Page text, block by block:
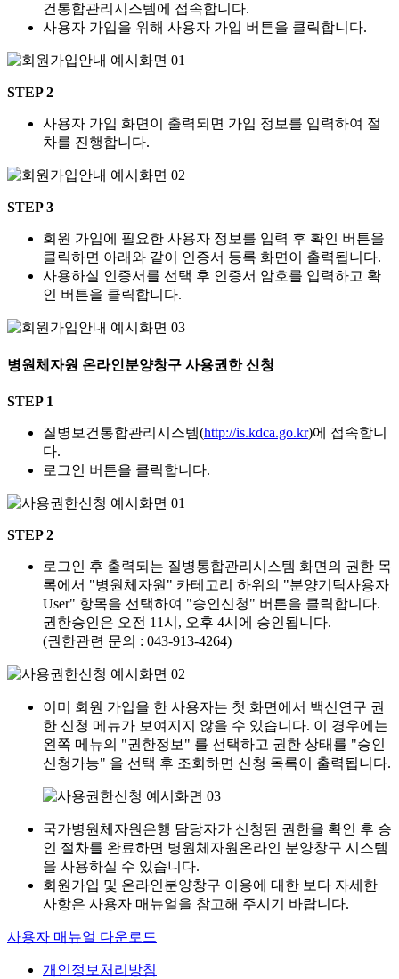
건통합관리시스템에 접속합니다.
사용자 가입을 위해 사용자 가입 버튼을 클릭합니다.
STEP 2
사용자 가입 화면이 출력되면 가입 정보를 입력하여 절
차를 진행합니다.
STEP 3
회원 가입에 필요한 사용자 정보를 입력 후 확인 버튼을
클릭하면 아래와 같이 인증서 등록 화면이 출력됩니다.
사용하실 인증서를 선택 후 인증서 암호를 입력하고 확
인 버튼을 클릭합니다.
병원체자원 온라인분양창구 사용권한 신청
STEP 1
질병보건통합관리시스템(http://is.kdca.go.kr)에 접속합니
다.
로그인 버튼을 클릭합니다.
STEP 2
로그인 후 출력되는 질병통합관리시스템 화면의 권한 목
록에서 "병원체자원" 카테고리 하위의 "분양기탁사용자
User" 항목을 선택하여 "승인신청" 버튼을 클릭합니다.
권한승인은 오전 11시, 오후 4시에 승인됩니다.
(권한관련 문의 : 043-913-4264)
이미 회원 가입을 한 사용자는 첫 화면에서 백신연구 권
한 신청 메뉴가 보여지지 않을 수 있습니다. 이 경우에는
왼쪽 메뉴의 "권한정보" 를 선택하고 권한 상태를 "승인
신청가능" 을 선택 후 조회하면 신청 목록이 출력됩니다.
국가병원체자원은행 담당자가 신청된 권한을 확인 후 승
인 절차를 완료하면 병원체자원온라인 분양창구 시스템
을 사용하실 수 있습니다.
회원가입 및 온라인분양창구 이용에 대한 보다 자세한
사항은 사용자 매뉴얼을 참고해 주시기 바랍니다.
사용자 매뉴얼 다운로드
개인정보처리방침